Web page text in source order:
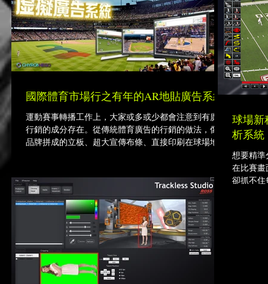
國際體育市場行之有年的AR地貼廣告系統
運動賽事轉播工作上，大家或多或少都會注意到有廣告
行銷的成分存在。從傳統體育廣告的行銷的做法，像是
品牌拼成的立板、超大宣傳布條、直接印刷在球場地板
快速的虛擬AR方式來呈現的廣告技術，已經
球場新
析系統
想要精
在比賽
卻抓不